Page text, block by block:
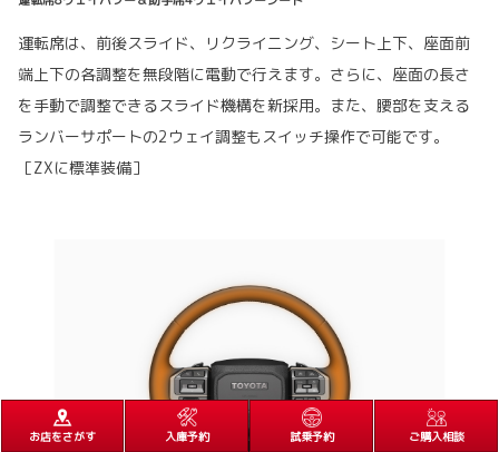
運転席は、前後スライド、リクライニング、シート上下、座面前
端上下の各調整を無段階に電動で行えます。さらに、座面の長さ
を手動で調整できるスライド機構を新採用。また、腰部を支える
ランバーサポートの2ウェイ調整もスイッチ操作で可能です。
［ZXに標準装備］
お店をさがす 入庫予約 試乗予約 ご購入相談